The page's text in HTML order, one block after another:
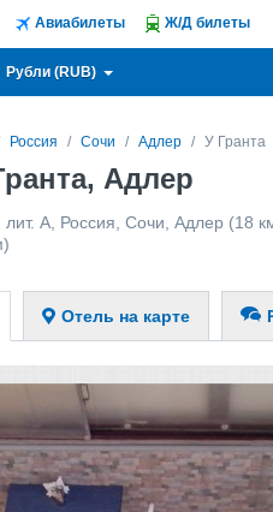
Авиабилеты Ж/Д билеты
Рубли (RUB)
Россия Сочи Адлер У Гранта
Адлер
А Россия Сочи Адлер (18
Отель на карте